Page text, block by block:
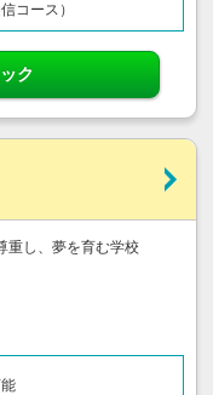
コース）
ク
重し、夢を育む学校